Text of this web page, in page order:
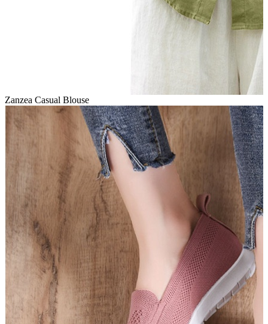
Zanzea Casual Blouse